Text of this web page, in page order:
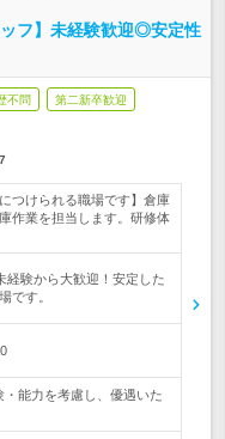
フ】未経験歓迎◎安定性
不問 第二新卒歓迎
つけられる職場です】倉庫
作業を担当します。研修体
経験から大歓迎！安定した
です。
能力を考慮し、優遇いた